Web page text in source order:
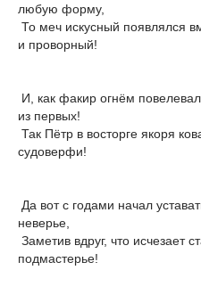
любую форму,
То меч искусный появлялся
и проворный!
И, как факир огнём
из первых!
Так Пётр в восторге якоря
судоверфи!
Да вот с годами начал
неверье,
Заметив вдруг, что исчезает
подмастерье!